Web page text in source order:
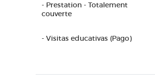
- Prestation - Totalement
couverte
- Visitas educativas (Pago)